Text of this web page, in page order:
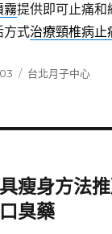
霧提供即可止痛和
方式治療頸椎病止
分
台北月子中心
瘦身方法
臭藥